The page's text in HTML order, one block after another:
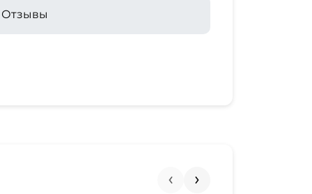
Отзывы